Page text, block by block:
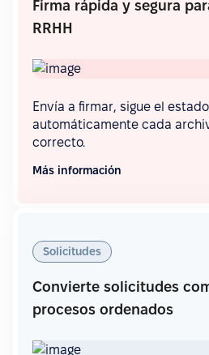
Firma rápida y segura
RRHH
Envía a firmar, sigue el
automáticamente cada
correcto.
Más información
Solicitudes
Convierte solicitudes
procesos ordenados